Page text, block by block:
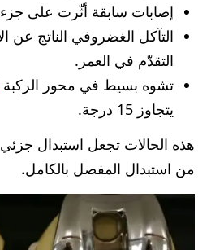
إصابات سابقة أثّرت على
التآكل الغضروفي الناتج عن
التقدّم في العمر.
تشوه بسيط في محور الركبة
يتجاوز 15 درجة.
هذه الحالات تجعل استبدال جزئي
من استبدال المفصل بالكامل.